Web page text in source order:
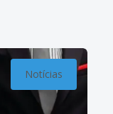
Notícias